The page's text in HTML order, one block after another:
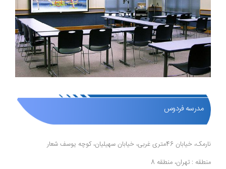
مدرسه فردوس
نارمک، خیابان 46متری غربی، خیابان سهیلیان، کوچه یوسف شعار
منطقه : تهران، منطقه 8